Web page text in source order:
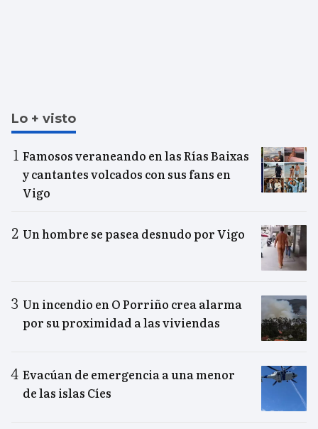
Lo + visto
Famosos veraneando en las Rías Baixas
y cantantes volcados con sus fans en
Vigo
Un hombre se pasea desnudo por Vigo
Un incendio en O Porriño crea alarma
por su proximidad a las viviendas
Evacúan de emergencia a una menor
de las islas Cíes